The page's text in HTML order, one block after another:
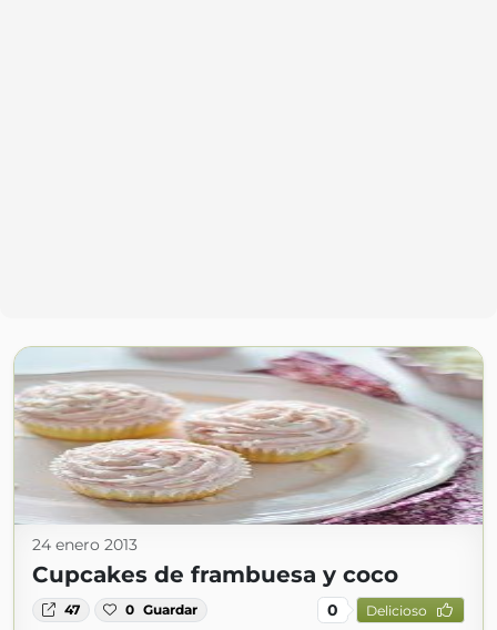
24 enero 2013
Cupcakes de frambuesa y coco
47 0 Guardar 0 Delicioso